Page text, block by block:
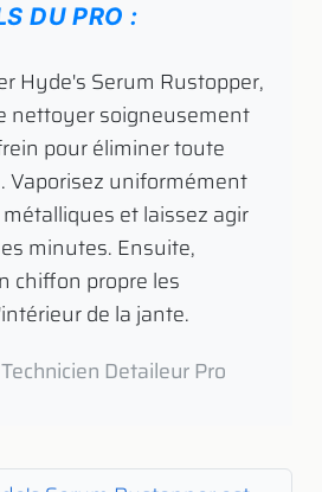
DU PRO :
Hyde's Serum Rustopper,
nettoyer soigneusement
pour éliminer toute
Vaporisez uniformément
et laissez agir
minutes. Ensuite,
chiffon propre les
de la jante.
Technicien Detaileur Pro